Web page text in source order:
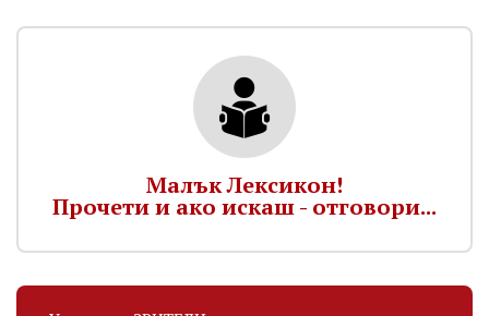
Малък Лексикон!
Прочети и ако искаш - отговори...